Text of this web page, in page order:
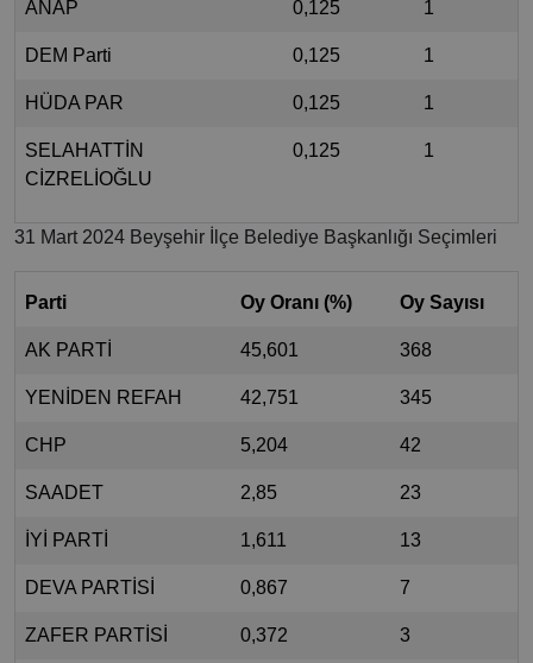
ANAP 0,125 1
DEM Parti 0,125 1
HÜDA PAR 0,125 1
SELAHATTİN
CİZRELİOĞLU
0,125 1
31 Mart 2024 Beyşehir İlçe Belediye Başkanlığı Seçimleri
Parti Oy Oranı (%) Oy Sayısı
AK PARTİ 45,601 368
YENİDEN REFAH 42,751 345
CHP 5,204 42
SAADET 2,85 23
İYİ PARTİ 1,611 13
DEVA PARTİSİ 0,867 7
ZAFER PARTİSİ 0,372 3